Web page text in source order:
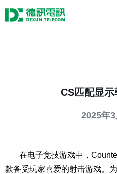
CS匹配显
2025年3
在电子竞技游戏中，
款备受玩家喜爱的射击游戏。